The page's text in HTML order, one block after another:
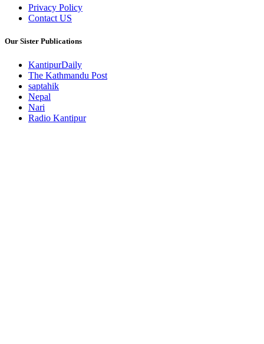
Privacy Policy
Contact US
Our Sister Publications
KantipurDaily
The Kathmandu Post
saptahik
Nepal
Nari
Radio Kantipur